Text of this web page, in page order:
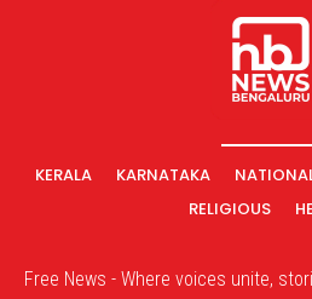
KERALA KARNATAKA
RELIGIOUS
Free News - Where voices unite,